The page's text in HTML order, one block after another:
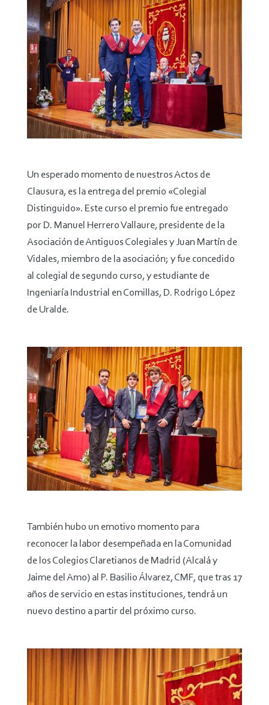
Un esperado momento de nuestros Actos de
Clausura, es la entrega del premio «Colegial
Distinguido». Este curso el premio fue entregado
por D. Manuel Herrero Vallaure, presidente de la
Asociación de Antiguos Colegiales y Juan Martín de
Vidales, miembro de la asociación; y fue concedido
al colegial de segundo curso, y estudiante de
Ingeniaría Industrial en Comillas, D. Rodrigo López
de Uralde.
También hubo un emotivo momento para
reconocer la labor desempeñada en la Comunidad
de los Colegios Claretianos de Madrid (Alcalá y
Jaime del Amo) al P. Basilio Álvarez, CMF, que tras 17
años de servicio en estas instituciones, tendrá un
nuevo destino a partir del próximo curso.